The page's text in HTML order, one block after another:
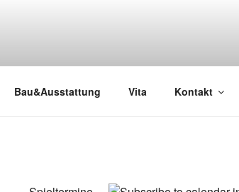
Bau&Ausstattung Vita Kontakt